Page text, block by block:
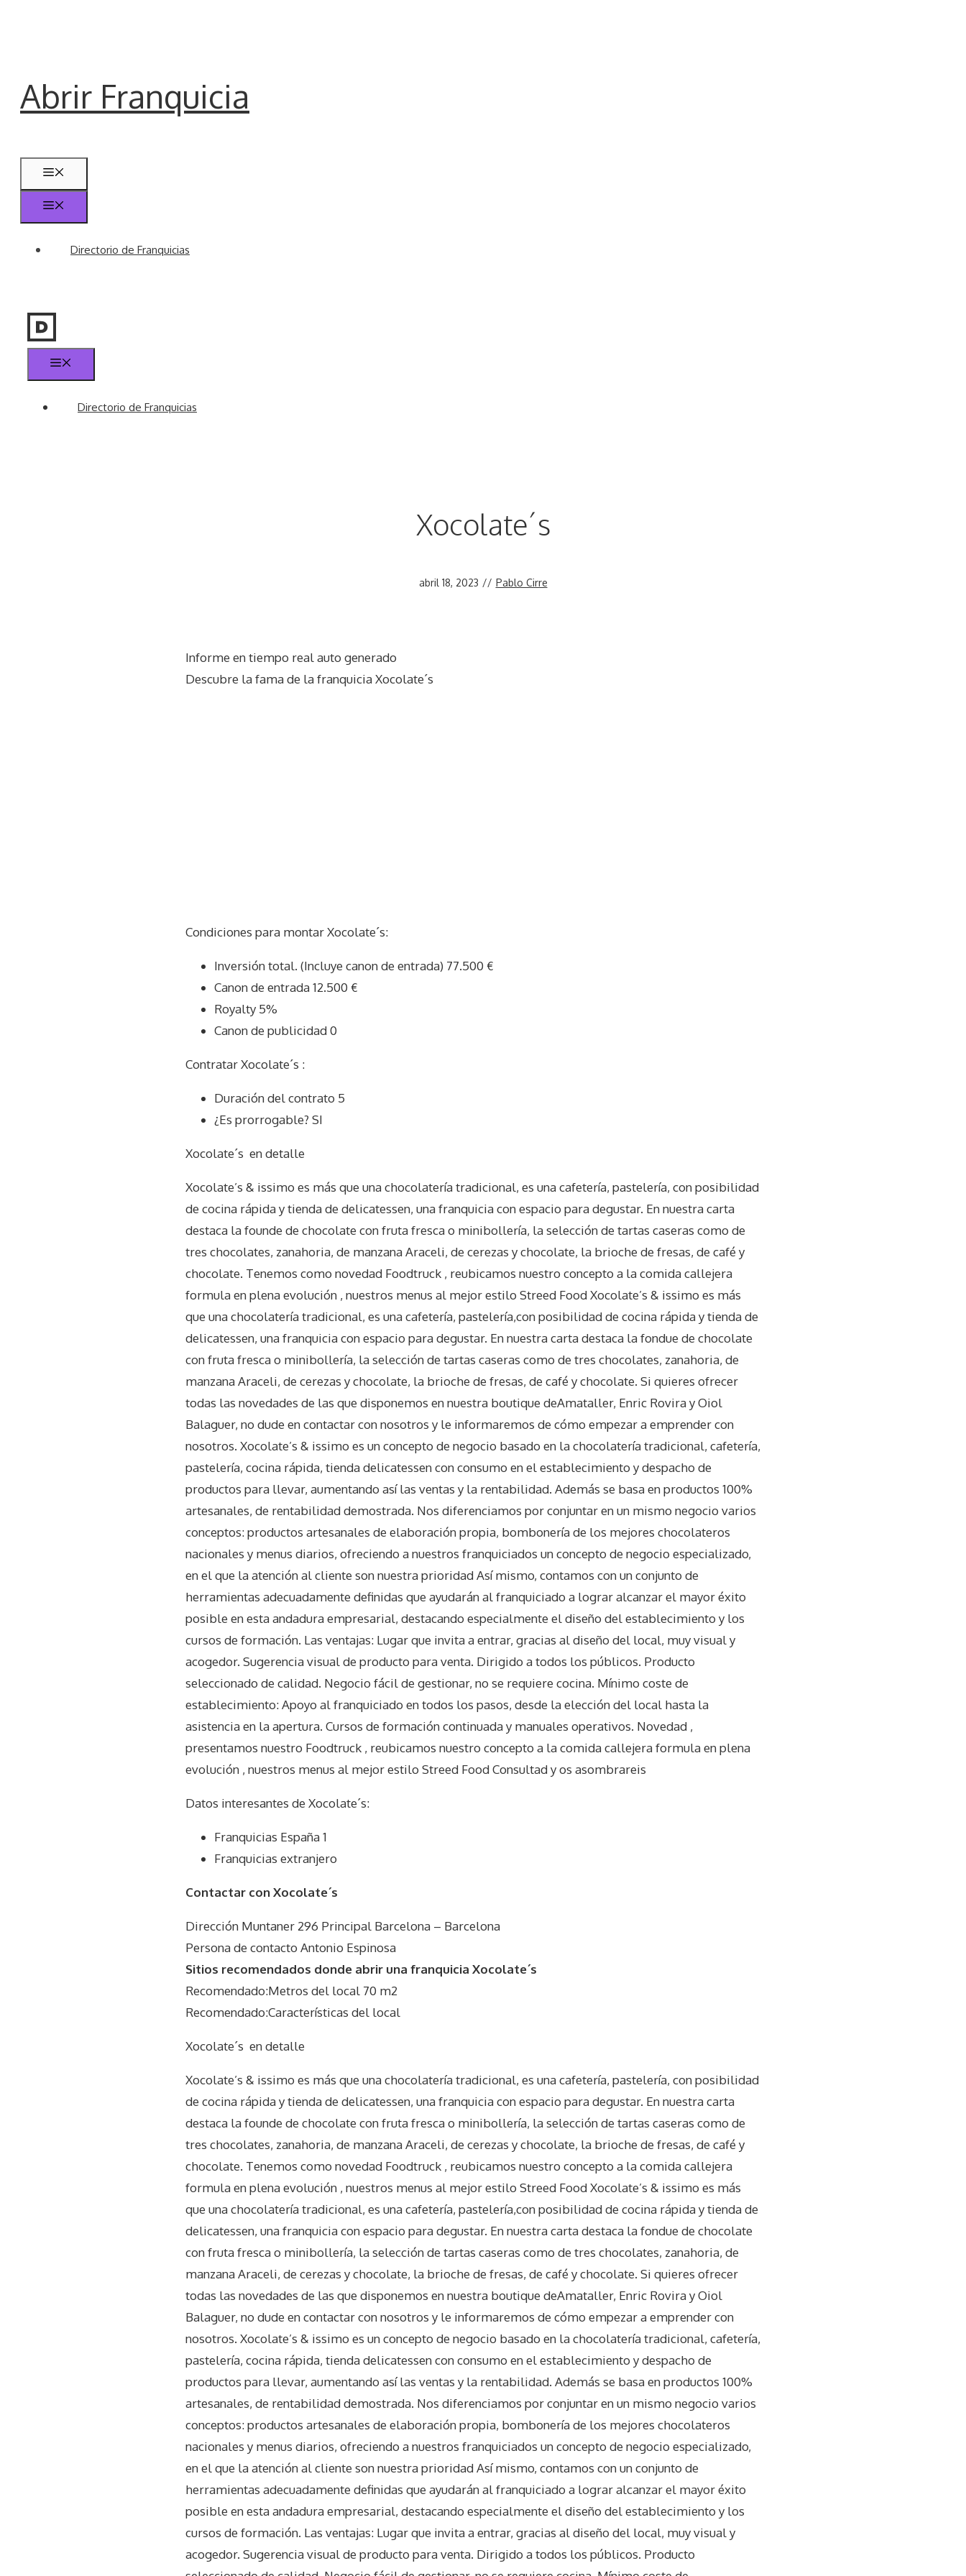
Abrir Franquicia
Directorio de Franquicias
Directorio de Franquicias
Xocolate´s
abril 18, 2023 // Pablo Cirre
Informe en tiempo real auto generado
Descubre la fama de la franquicia Xocolate´s
Condiciones para montar Xocolate´s:
Inversión total. (Incluye canon de entrada) 77.500 €
Canon de entrada 12.500 €
Royalty 5%
Canon de publicidad 0
Contratar Xocolate´s :
Duración del contrato 5
¿Es prorrogable? SI
Xocolate´s en detalle
Xocolate’s & issimo es más que una chocolatería tradicional, es una cafetería, pastelería, con posibilidad
de cocina rápida y tienda de delicatessen, una franquicia con espacio para degustar. En nuestra carta
destaca la founde de chocolate con fruta fresca o minibollería, la selección de tartas caseras como de
tres chocolates, zanahoria, de manzana Araceli, de cerezas y chocolate, la brioche de fresas, de café y
chocolate. Tenemos como novedad Foodtruck , reubicamos nuestro concepto a la comida callejera
formula en plena evolución , nuestros menus al mejor estilo Streed Food Xocolate’s & issimo es más
que una chocolatería tradicional, es una cafetería, pastelería,con posibilidad de cocina rápida y tienda de
delicatessen, una franquicia con espacio para degustar. En nuestra carta destaca la fondue de chocolate
con fruta fresca o minibollería, la selección de tartas caseras como de tres chocolates, zanahoria, de
manzana Araceli, de cerezas y chocolate, la brioche de fresas, de café y chocolate. Si quieres ofrecer
todas las novedades de las que disponemos en nuestra boutique deAmataller, Enric Rovira y Oiol
Balaguer, no dude en contactar con nosotros y le informaremos de cómo empezar a emprender con
nosotros. Xocolate’s & issimo es un concepto de negocio basado en la chocolatería tradicional, cafetería,
pastelería, cocina rápida, tienda delicatessen con consumo en el establecimiento y despacho de
productos para llevar, aumentando así las ventas y la rentabilidad. Además se basa en productos 100%
artesanales, de rentabilidad demostrada. Nos diferenciamos por conjuntar en un mismo negocio varios
conceptos: productos artesanales de elaboración propia, bombonería de los mejores chocolateros
nacionales y menus diarios, ofreciendo a nuestros franquiciados un concepto de negocio especializado,
en el que la atención al cliente son nuestra prioridad Así mismo, contamos con un conjunto de
herramientas adecuadamente definidas que ayudarán al franquiciado a lograr alcanzar el mayor éxito
posible en esta andadura empresarial, destacando especialmente el diseño del establecimiento y los
cursos de formación. Las ventajas: Lugar que invita a entrar, gracias al diseño del local, muy visual y
acogedor. Sugerencia visual de producto para venta. Dirigido a todos los públicos. Producto
seleccionado de calidad. Negocio fácil de gestionar, no se requiere cocina. Mínimo coste de
establecimiento: Apoyo al franquiciado en todos los pasos, desde la elección del local hasta la
asistencia en la apertura. Cursos de formación continuada y manuales operativos. Novedad ,
presentamos nuestro Foodtruck , reubicamos nuestro concepto a la comida callejera formula en plena
evolución , nuestros menus al mejor estilo Streed Food Consultad y os asombrareis
Datos interesantes de Xocolate´s:
Franquicias España 1
Franquicias extranjero
Contactar con Xocolate´s
Dirección Muntaner 296 Principal Barcelona – Barcelona
Persona de contacto Antonio Espinosa
Sitios recomendados donde abrir una franquicia Xocolate´s
Recomendado:Metros del local 70 m2
Recomendado:Características del local
Xocolate´s en detalle
Xocolate’s & issimo es más que una chocolatería tradicional, es una cafetería, pastelería, con posibilidad
de cocina rápida y tienda de delicatessen, una franquicia con espacio para degustar. En nuestra carta
destaca la founde de chocolate con fruta fresca o minibollería, la selección de tartas caseras como de
tres chocolates, zanahoria, de manzana Araceli, de cerezas y chocolate, la brioche de fresas, de café y
chocolate. Tenemos como novedad Foodtruck , reubicamos nuestro concepto a la comida callejera
formula en plena evolución , nuestros menus al mejor estilo Streed Food Xocolate’s & issimo es más
que una chocolatería tradicional, es una cafetería, pastelería,con posibilidad de cocina rápida y tienda de
delicatessen, una franquicia con espacio para degustar. En nuestra carta destaca la fondue de chocolate
con fruta fresca o minibollería, la selección de tartas caseras como de tres chocolates, zanahoria, de
manzana Araceli, de cerezas y chocolate, la brioche de fresas, de café y chocolate. Si quieres ofrecer
todas las novedades de las que disponemos en nuestra boutique deAmataller, Enric Rovira y Oiol
Balaguer, no dude en contactar con nosotros y le informaremos de cómo empezar a emprender con
nosotros. Xocolate’s & issimo es un concepto de negocio basado en la chocolatería tradicional, cafetería,
pastelería, cocina rápida, tienda delicatessen con consumo en el establecimiento y despacho de
productos para llevar, aumentando así las ventas y la rentabilidad. Además se basa en productos 100%
artesanales, de rentabilidad demostrada. Nos diferenciamos por conjuntar en un mismo negocio varios
conceptos: productos artesanales de elaboración propia, bombonería de los mejores chocolateros
nacionales y menus diarios, ofreciendo a nuestros franquiciados un concepto de negocio especializado,
en el que la atención al cliente son nuestra prioridad Así mismo, contamos con un conjunto de
herramientas adecuadamente definidas que ayudarán al franquiciado a lograr alcanzar el mayor éxito
posible en esta andadura empresarial, destacando especialmente el diseño del establecimiento y los
cursos de formación. Las ventajas: Lugar que invita a entrar, gracias al diseño del local, muy visual y
acogedor. Sugerencia visual de producto para venta. Dirigido a todos los públicos. Producto